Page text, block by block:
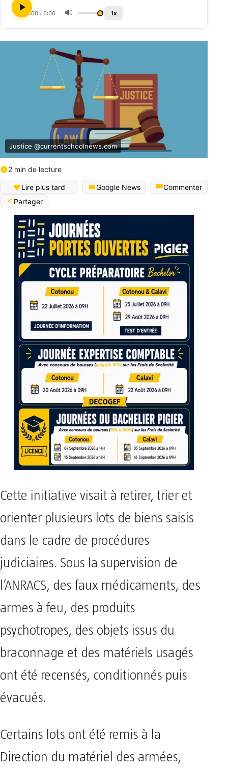
0:00 / 0:00 🔊 1x
Justice @currentschoolnews.com
2 min de lecture
Lire plus tard Google News
Commenter
Partager
Cette initiative visait à retirer, trier et
orienter plusieurs lots de biens saisis
dans le cadre de procédures
judiciaires. Sous la supervision de
l’ANRACS, des faux médicaments, des
armes à feu, des produits
psychotropes, des objets issus du
braconnage et des matériels usagés
ont été recensés, conditionnés puis
évacués.
Certains lots ont été remis à la
Direction du matériel des armées,